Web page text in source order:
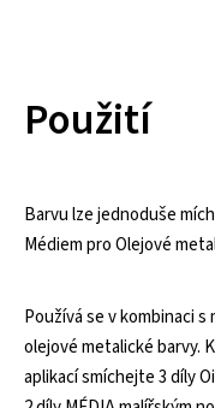
Použití
Barvu lze jednoduše
Médiem pro Olejové
Používá se v kombinaci s
olejové metalické barvy.
aplikací smíchejte 3 díly